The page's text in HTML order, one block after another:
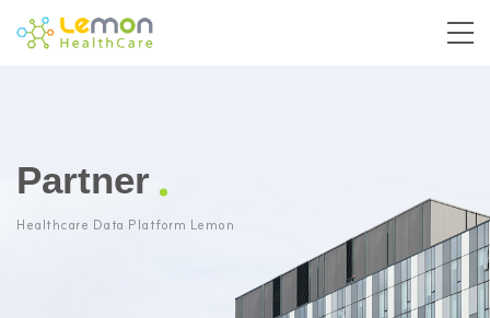
Partner
Healthcare Data Platform Lemon